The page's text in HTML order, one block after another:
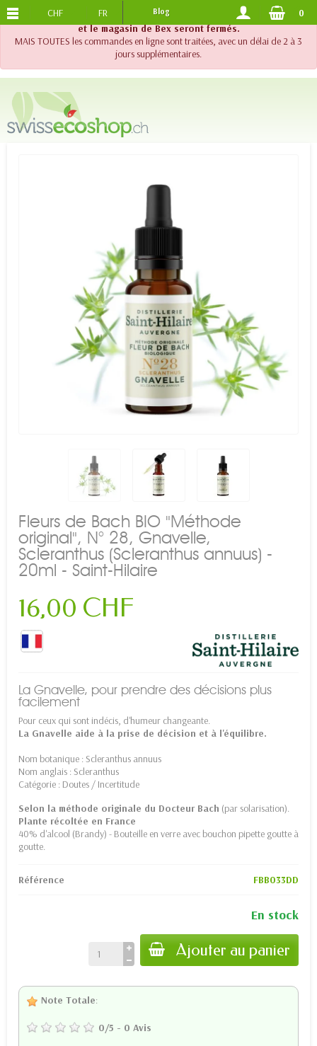
!! Important !! Jusqu'au 20 août 2026, le support téléphonique
et le magasin de Bex seront fermés.
MAIS TOUTES les commandes en ligne sont traitées, avec un délai de 2 à 3
jours supplémentaires.
PORTS OFFERTS DES 120.-
CHF FR Blog 0
Fleurs de Bach BIO "Méthode
original", N° 28, Gnavelle,
Scleranthus (Scleranthus annuus) -
20ml - Saint-Hilaire
16,00 CHF
La Gnavelle, pour prendre des décisions plus
facilement
Pour ceux qui sont indécis, d'humeur changeante.
La Gnavelle aide à la prise de décision et à l'équilibre.
Nom botanique : Scleranthus annuus
Nom anglais : Scleranthus
Catégorie : Doutes / Incertitude
Selon la méthode originale du Docteur Bach (par solarisation).
Plante récoltée en France
40% d'alcool (Brandy) - Bouteille en verre avec bouchon pipette goutte à
goutte.
Référence FBB033DD
En stock
Ajouter au panier
Note Totale:
0/5 - 0 Avis